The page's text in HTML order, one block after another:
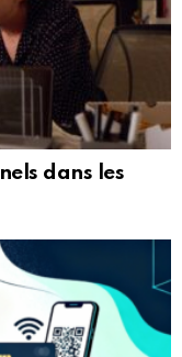
dans les